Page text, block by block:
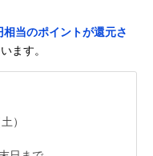
当のポイントが還元さ
ます。
）